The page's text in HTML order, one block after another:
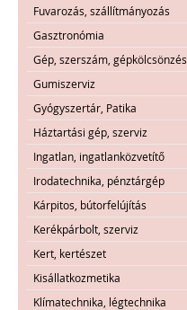
Fuvarozás, szállítmányozás
Gasztronómia
Gép, szerszám, gépkölcsönzés
Gumiszerviz
Gyógyszertár, Patika
Háztartási gép, szerviz
Ingatlan, ingatlanközvetítő
Irodatechnika, pénztárgép
Kárpitos, bútorfelújítás
Kerékpárbolt, szerviz
Kert, kertészet
Kisállatkozmetika
Klímatechnika, légtechnika